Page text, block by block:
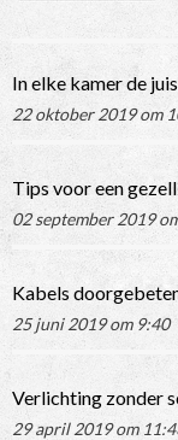
In elke kamer de
22 oktober 2019 om
Tips voor een
02 september 2019
Kabels
25 juni 2019 om 9:40
Verlichting zonder
29 april 2019 om